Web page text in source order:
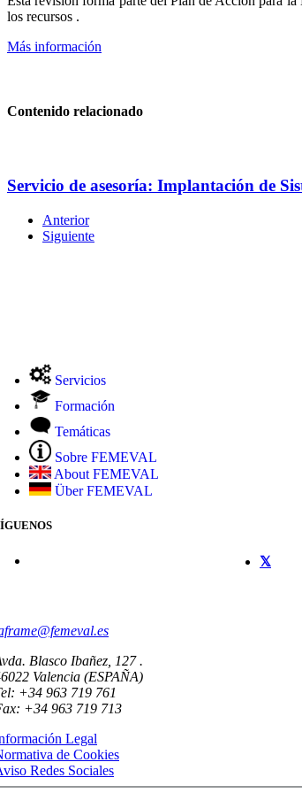
los recursos .
Más información
Contenido relacionado
Servicio de asesoría: Implantación de
Anterior
Siguiente
Servicios
Formación
Temáticas
Sobre FEMEVAL
About FEMEVAL
Über FEMEVAL
Blasco Ibañez, 127 .
Valencia (ESPAÑA)
+34 963 719 761
+34 963 719 713
Legal
de Cookies
Redes Sociales